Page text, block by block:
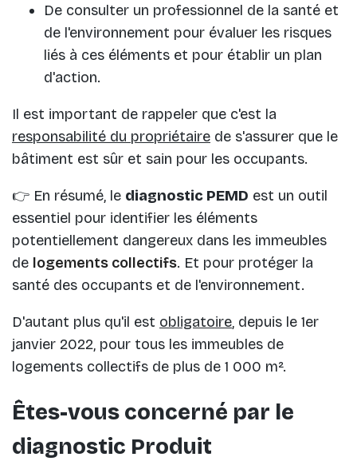
De consulter un professionnel de la santé et
de l'environnement pour évaluer les risques
liés à ces éléments et pour établir un plan
d'action.
Il est important de rappeler que c'est la
responsabilité du propriétaire de s'assurer que le
bâtiment est sûr et sain pour les occupants.
👉 En résumé, le diagnostic PEMD est un outil
essentiel pour identifier les éléments
potentiellement dangereux dans les immeubles
de logements collectifs. Et pour protéger la
santé des occupants et de l'environnement.
D'autant plus qu'il est obligatoire, depuis le 1er
janvier 2022, pour tous les immeubles de
logements collectifs de plus de 1 000 m².
Êtes-vous concerné par le
diagnostic Produit